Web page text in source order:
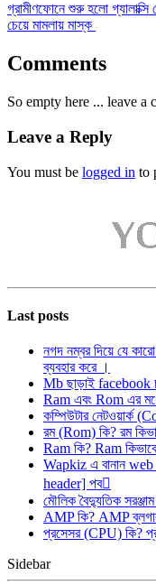
গ্রামীণফোনে শুরু হলো
চেয়ে মামলায় মাস্ক
Comments
So empty here ... leave a
Leave a Reply
You must be logged in to
Last posts
নগদ নম্বর দিয়ে যে
ব্যবহার করে ।
Mb ছাড়াই facebook
Ram এবং Rom এর
কম্পিউটার নেটওয়ার্ক
রম (Rom) কি? রম
Ram কি? Ram
Wapkiz এ বানান
header] পব
মৌলিক বৈদ্যুতিক সরঞ্জাম
AMP কি? AMP
প্রসেসর (CPU) কি?
Sidebar